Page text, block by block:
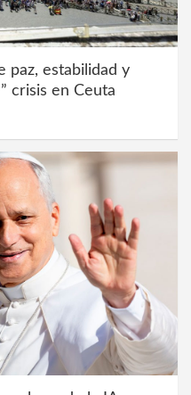
paz, estabilidad y
crisis en Ceuta